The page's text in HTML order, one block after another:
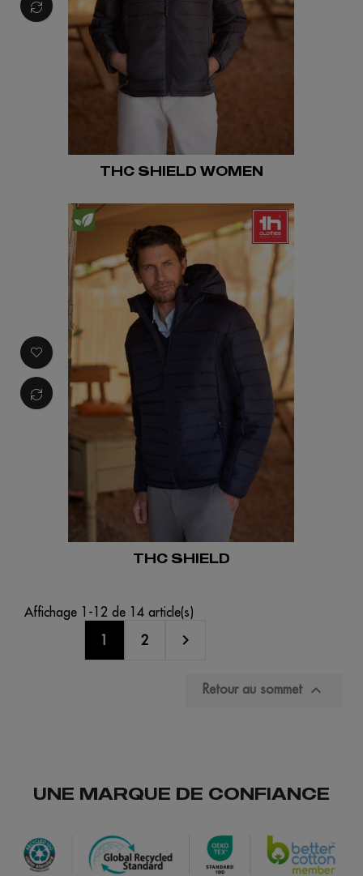
THC SHIELD WOMEN
THC SHIELD
Affichage 1-12 de 14 article(s)
1
2 
Retour au sommet 
UNE MARQUE DE CONFIANCE